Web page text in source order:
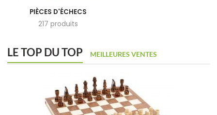
PIÈCES D'ÉCHECS
217 produits
LE TOP DU TOP MEILLEURES VENTES